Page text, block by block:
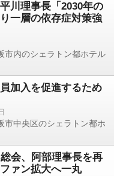
川理事長「2030年の
一層の依存症対策強
市内のシェラトン都ホテル
加入を促進するため
市中央区のシェラトン都ホ
会、阿部理事長を再
ァン拡大へ一丸